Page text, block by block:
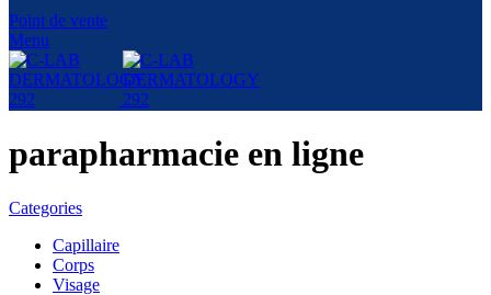
Point de vente
Menu
parapharmacie en ligne
Categories
Capillaire
Corps
Visage